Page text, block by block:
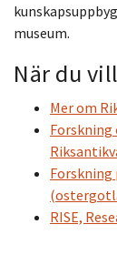
museum.
När du
Mer om
Forskning
Forskning
RISE,